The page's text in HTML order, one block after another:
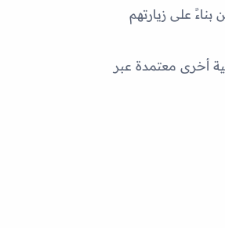
على زيارتهم
أخرى معتمدة عبر